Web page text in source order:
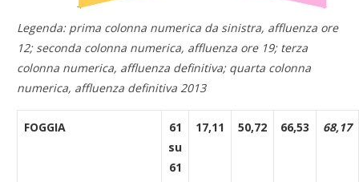
Legenda: prima colonna numerica da sinistra, affluenza ore
12; seconda colonna numerica, affluenza ore 19; terza
colonna numerica, affluenza definitiva; quarta colonna
numerica, affluenza definitiva 2013
FOGGIA
61
su
61
17,11 50,72 66,53 68,17